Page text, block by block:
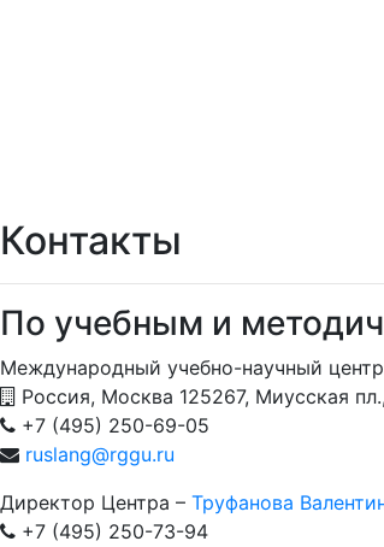
Контакты
По учебным и
Международный учебно-научный
Россия, Москва 125267, Миусская
+7 (495) 250-69-05
ruslang@rggu.ru
Директор Центра – Труфанова
+7 (495) 250-73-94